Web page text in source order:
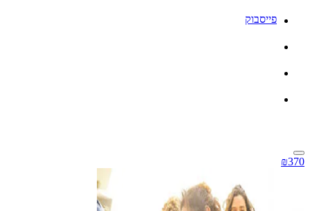
פייסבוק
₪370